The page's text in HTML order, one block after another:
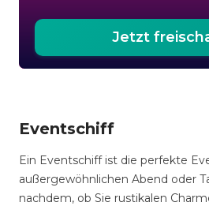
Jetzt
Eventschiff
Ein Eventschiff ist die perfekte
außergewöhnlichen Abend oder
nachdem, ob Sie rustikalen